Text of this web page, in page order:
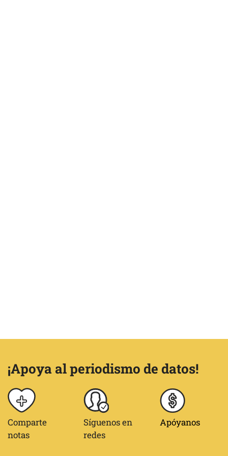
¡Apoya al periodismo de datos!
Comparte
notas
Síguenos en
redes
Apóyanos